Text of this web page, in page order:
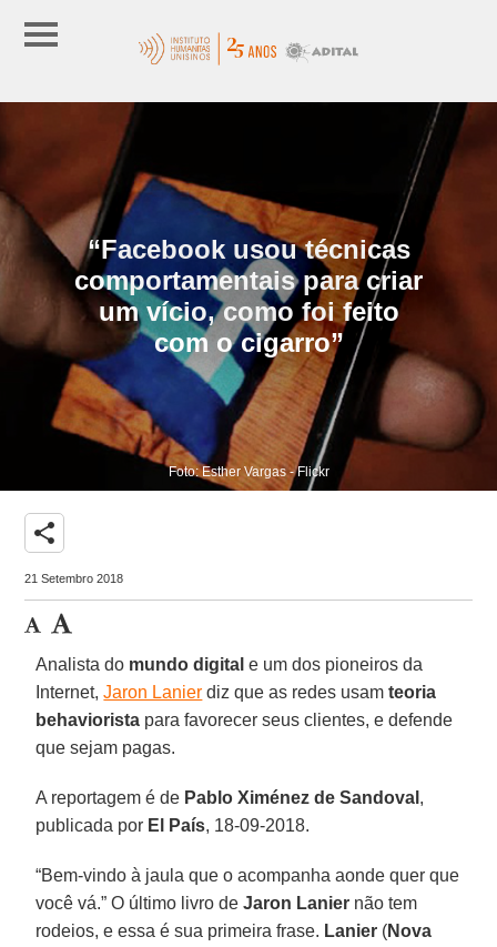
“Facebook usou técnicas
comportamentais para criar
um vício, como foi feito
com o cigarro”
Foto: Esther Vargas - Flickr
share
21 Setembro 2018
Analista do mundo digital e um dos pioneiros da
Internet,Jaron Lanier diz que as redes usamteoria
behaviorista para favorecer seus clientes, e defende
que sejam pagas.
A reportagem é de Pablo Ximénez de Sandoval ,
publicada por El País, 18-09-2018.
“Bem-vindo à jaula que o acompanha aonde quer que
você vá.” O último livro de Jaron Lanier não tem
rodeios, e essa é sua primeira frase. Lanier (Nova